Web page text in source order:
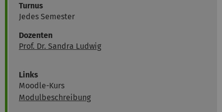
Turnus
Jedes Semester
Dozenten
Prof. Dr. Sandra Ludwig
Links
Moodle-Kurs
Modulbeschreibung